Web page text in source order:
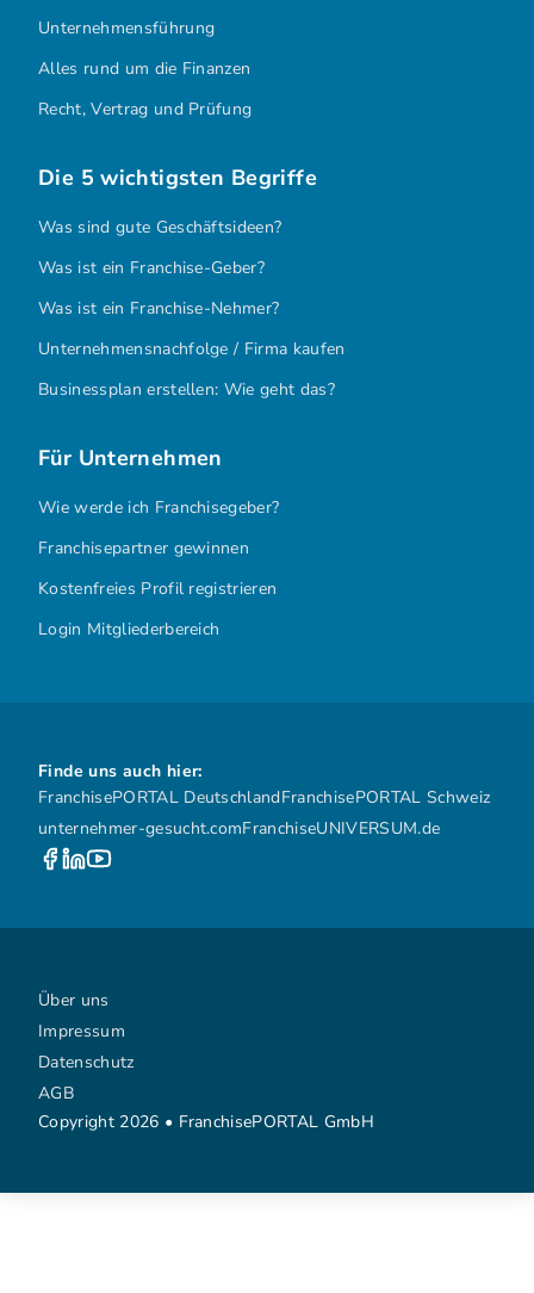
Unternehmensführung
Alles rund um die Finanzen
Recht, Vertrag und Prüfung
Die 5 wichtigsten Begriffe
Was sind gute Geschäftsideen?
Was ist ein Franchise-Geber?
Was ist ein Franchise-Nehmer?
Unternehmensnachfolge / Firma kaufen
Businessplan erstellen: Wie geht das?
Für Unternehmen
Wie werde ich Franchisegeber?
Franchisepartner gewinnen
Kostenfreies Profil registrieren
Login Mitgliederbereich
Finde uns auch hier:
FranchisePORTAL DeutschlandFranchisePORTAL Schweiz
unternehmer-gesucht.comFranchiseUNIVERSUM.de
Copyright 2026 • FranchisePORTAL GmbH
Über uns
Impressum
Datenschutz
AGB